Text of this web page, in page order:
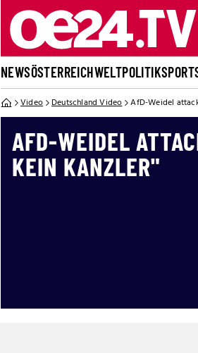
NEWSÖSTERREICHWELTPOLITIKSPORT
Video Deutschland Video AfD-Weidel
AFD-WEIDEL
KEIN KANZLER"